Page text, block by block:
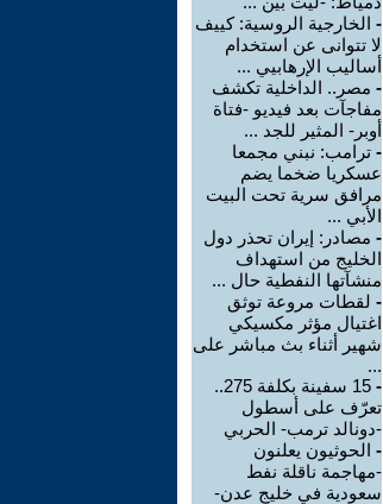
- الخارجية الروسية: كييف
لا تتوانى عن استخدام
أساليب الإرهابيي ...
- مصر.. الداخلية تكشف
مفاجآت بعد فيديو -فتاة
أوبر- المثير للجد ...
- ترامب: نبني مجمعا
عسكريا ضخما يضم
مرافق سرية تحت البيت
الأبي ...
- مصادر: إيران تحذر دول
الخليج من استهداف
منشآتها النفطية حال ...
- لقطات مروعة توثق
اغتيال مؤثر مكسيكي
شهير أثناء بث مباشر على
...
-
15 سفينة بكلفة 275..
تعرّف على أسطول
-دونالد ترمب- الحربي
- الحوثيون يعلنون
-مهاجمة ناقلة نفط
سعودية في خليج عدن-